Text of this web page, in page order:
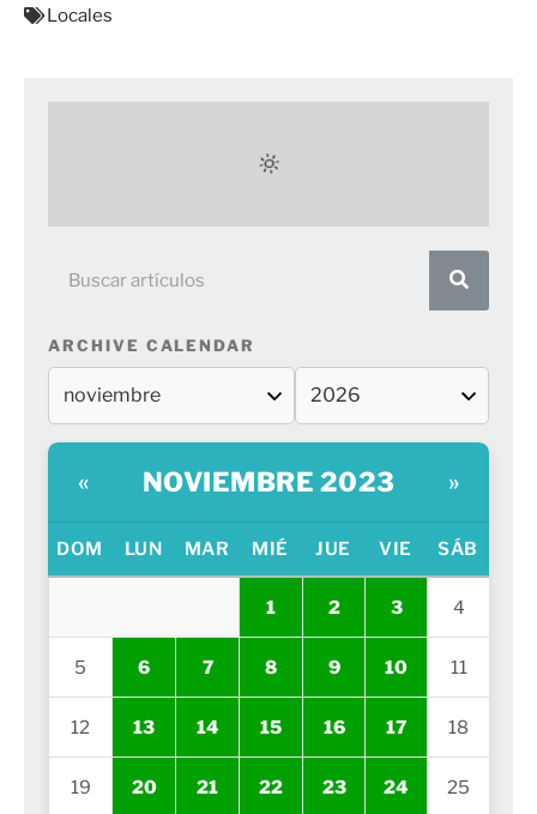
Locales
ARCHIVE CALENDAR
« NOVIEMBRE 2023 »
DOM LUN MAR MIÉ JUE VIE SÁB
1 2 3 4
5 6 7 8 9 10 11
12 13 14 15 16 17 18
19 20 21 22 23 24 25